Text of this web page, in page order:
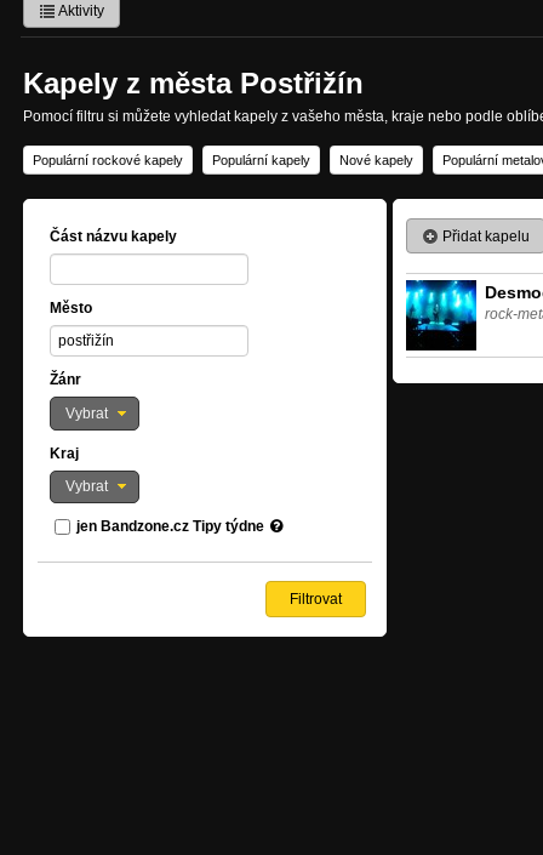
Aktivity
Kapely z města Postřižín
Pomocí filtru si můžete vyhledat kapely z vašeho města, kraje nebo podle
Populární rockové kapely Populární kapely Nové kapely Populární
Část názvu kapely
Město
Žánr
Vybrat
Kraj
Vybrat
jen Bandzone.cz Tipy týdne
Přidat kapelu
rock-